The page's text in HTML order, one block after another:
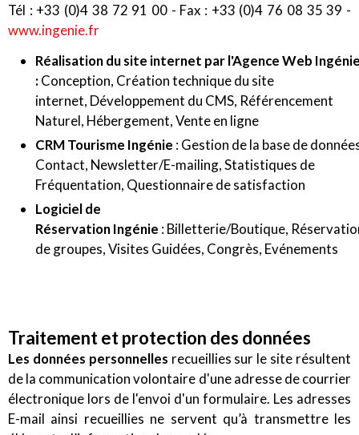
Tél : +33 (0)4 38 72 91 00 - Fax : +33 (0)4 76 08 35 39 -
www.ingenie.fr
Réalisation du site internet par l'Agence Web
:Conception, Création technique du site
internet, Développement du CMS, Référencement
Naturel, Hébergement,Vente en ligne
CRM Tourisme Ingénie : Gestion de la base de
Contact, Newsletter/E-mailing,Statistiques de
Fréquentation, Questionnaire de satisfaction
Logiciel de
RéservationIngénie : Billetterie/Boutique,
de groupes,Visites Guidées, Congrès, Evénements
Traitement et protection des données
Les données personnelles recueillies sur le site résultent
de la communication volontaire d'une adresse de courrier
électronique lors de l'envoi d'un formulaire. Les adresses
E-mail ainsi recueillies ne servent qu’à transmettre les